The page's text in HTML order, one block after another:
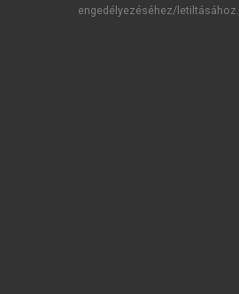
engedélyezéséhez/letiltásához.